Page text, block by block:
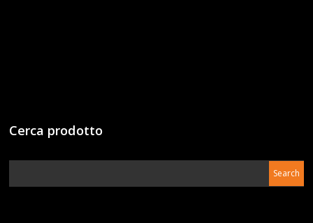
Cerca prodotto